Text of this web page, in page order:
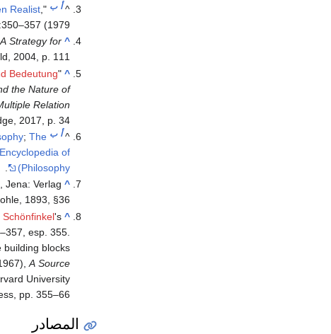
^أ ب Realist ,"
(1979).
^
Strategy for
2004, p. 111.
^
Bedeutung"
the Nature of
Relation
2017, p. 34).
^أ ب ;The
of
Philosophy)
^
Jena: Verlag
1893, §36.
^
Schönfinkel's
esp. 355.
building blocks
A Source
University
pp. 355–66.
المصادر